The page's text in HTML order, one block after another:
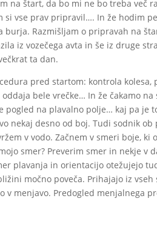
na štart, da bo mi ne bo treba več
si vse prav pripravil…. In že hodim
Razmišljam o pripravah na
iz vozečega avta in še iz druge
ta dan.
pred startom: kontrola kolesa,
bele vrečke… In že čakamo
pogled na plavalno polje… kaj pa je
nekaj desno od boj. Tudi sodnik
v vodo. Začnem v smeri boje, ki
smer? Preverim smer in nekje v
plavanja in orientacijo otežujejo
močno poveča. Prihajajo iz
v menjavo. Predogled menjalnega